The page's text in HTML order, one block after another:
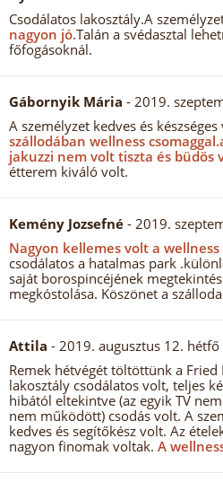
Csodálatos lakosztály.A
nagyon jó.Talán a svédasztal
főfogásoknál.
Gábornyik Mária - 2019.
A személyzet kedves és készséges
szállodában wellness csomaggal.
jakuzzi nem volt tiszta és büdös
étterem kiváló volt.
Kemény Jozsefné - 2019.
Nagyon kellemes volt a wellness
csodálatos a hatalmas park
saját borospincéjének
megkóstolása. Köszönet a
Attila - 2019. augusztus 12. hétfő
Remek hétvégét töltöttünk a Fried
lakosztály csodálatos volt, teljes
hibától eltekintve (az egyik TV
nem működött) csodás volt. A
kedves és segítőkész volt. Az
nagyon finomak voltak. A